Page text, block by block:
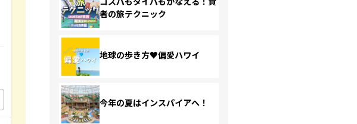
者の旅テクニック
地球の歩き方♥偏愛ハワイ
今年の夏はインスパイアへ！